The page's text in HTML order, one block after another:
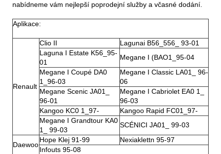
nabídneme vám nejlepší poprodejní služby a včasné dodání.
Aplikace:
Renault
Clio II
Lagunai B56_556_ 93-01
Laguna I Estate K56_95-
01
Megane I (BAO1_95-04
Megane I Coupé DA0
1_96-03
Megane I Classic LA01_ 96-
06
Megane Scenic JA01_
96-01
Megane I Cabriolet EA0 1_
96-03
Kangoo KC0 1_97-
Kangoo Rapid FC01_97-
Megane I Grandtour KA0
1_ 99-03
SCÉNICI JA01_ 99-03
Daewoo
Hope Klej 91-99
Nexiaklettn 95-97
Infouts 95-08